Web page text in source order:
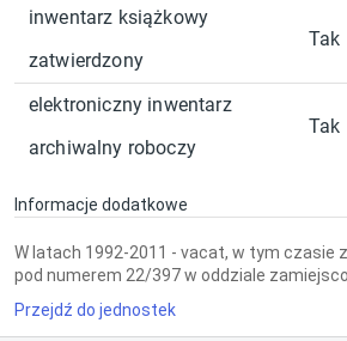
inwentarz książkowy
zatwierdzony
Tak
elektroniczny inwentarz
archiwalny roboczy
Tak
Informacje dodatkowe
W latach 1992-2011 - vacat, w tym czasie
pod numerem 22/397 w oddziale
Przejdź do jednostek